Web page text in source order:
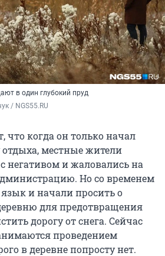
в один глубокий пруд
/ NGS55.RU
что когда он только начал
отдыха, местные жители
негативом и жаловались на
Но со временем
и начали просить о
для предотвращения
дорогу от снега. Сейчас
проведением
в деревне попросту нет.